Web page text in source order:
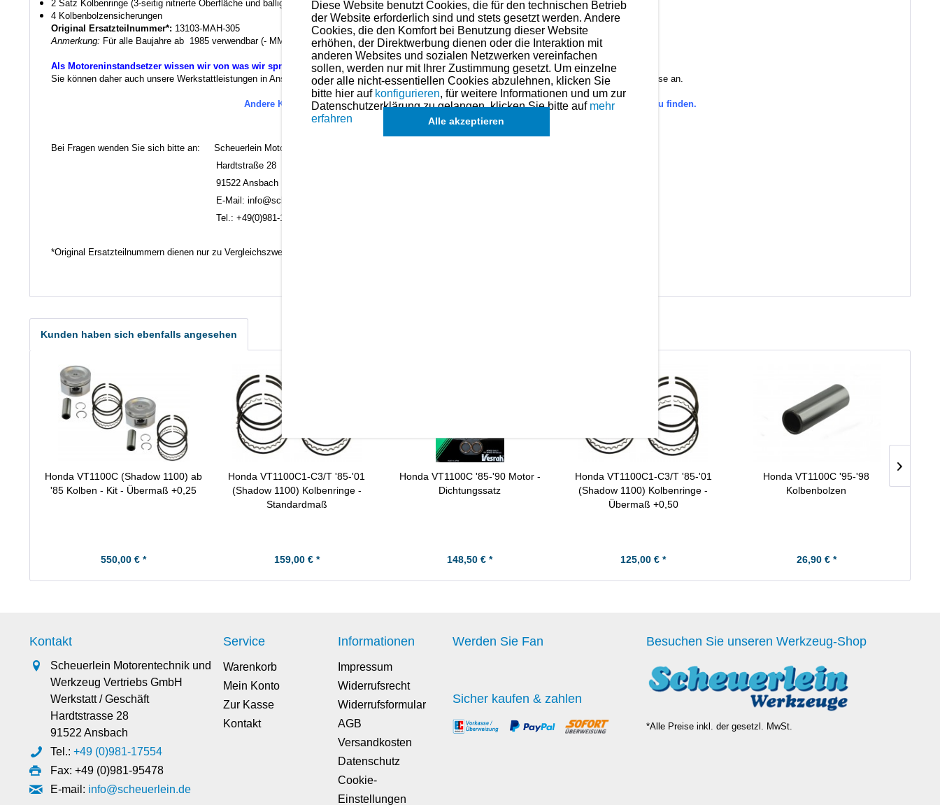
2 Satz Kolbenringe (3-seitig nitrierte Oberfläche und ballige Hartchromschicht, 3-teiliger Ölabstreifring)
4 Kolbenbolzensicherungen
Original Ersatzteilnummer*: 13103-MAH-305
Anmerkung: Für alle Baujahre ab 1985 verwendbar (- MM8- / -MG8- )
Als Motoreninstandsetzer wissen wir von was wir sprechen.
Sie können daher auch unsere Werkstattleistungen in Anspruch nehmen. Preise hierzu finden Sie in der Kategorien-Übersicht links oder fragen Sie diese an.
Andere Kolbenmaße für dieses Modell sind (falls vorhanden) in der übergeordneten Kategorie zu finden.
Es können in Ausnahmefällen auch
einzelne Ringe u. Kolben
Bei Fragen wenden Sie sich bitte an: Scheuerlein Motorentechnik
Hardtstraße 28
91522 Ansbach
E-Mail: info@scheuerlein.de
Tel.: +49(0)981-17554
*Original Ersatzteilnummern dienen nur zu Vergleichszwecken.
Kunden haben sich ebenfalls angesehen
Honda VT1100C (Shadow 1100) ab
'85 Kolben - Kit - Übermaß +0,25
550,00 € *
Honda VT1100C1-C3/T '85-'01
(Shadow 1100) Kolbenringe -
Standardmaß
159,00 € *
Honda VT1100C '85-'90 Motor -
Dichtungssatz
148,50 € *
Honda VT1100C1-C3/T '85-'01
(Shadow 1100) Kolbenringe -
Übermaß +0,50
125,00 € *
Honda VT1100C '95-'98
Kolbenbolzen
26,90 € *
Kontakt
Scheuerlein Motorentechnik und
Werkzeug Vertriebs GmbH
Werkstatt / Geschäft
Hardtstrasse 28
91522 Ansbach
Tel.: +49 (0)981-17554
Fax: +49 (0)981-95478
E-mail: info@scheuerlein.de
Service
Warenkorb
Mein Konto
Zur Kasse
Kontakt
Informationen
Impressum
Widerrufsrecht
Widerrufsformular
AGB
Versandkosten
Datenschutz
Cookie-
Einstellungen
Werden Sie Fan
Sicher kaufen & zahlen
Besuchen Sie unseren Werkzeug-Shop
*Alle Preise inkl. der gesetzl. MwSt.
Diese Website benutzt Cookies, die für den technischen Betrieb
der Website erforderlich sind und stets gesetzt werden. Andere
Cookies, die den Komfort bei Benutzung dieser Website
erhöhen, der Direktwerbung dienen oder die Interaktion mit
anderen Websites und sozialen Netzwerken vereinfachen
sollen, werden nur mit Ihrer Zustimmung gesetzt. Um einzelne
oder alle nicht-essentiellen Cookies abzulehnen, klicken Sie
bitte hier auf konfigurieren, für weitere Informationen und um zur
Datenschutzerklärung zu gelangen, klicken Sie bitte auf mehr
erfahren
Alle akzeptieren